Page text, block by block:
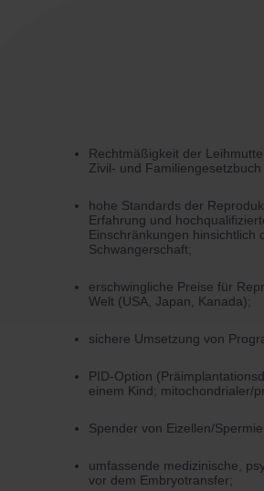
Rechtmäßigkeit der
Zivil- und
hohe Standards der
Erfahrung und
Einschränkungen hinsichtlich
Schwangerschaft;
erschwingliche Preise für
Welt (USA, Japan, Kanada);
sichere Umsetzung von
PID-Option
einem Kind; mitochondrialer/
Spender von Eizellen/
umfassende medizinische,
vor dem Embryotransfer;